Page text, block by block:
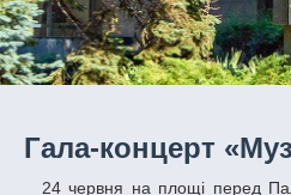
Гала-концерт
24 червня на площі перед Палацом студентів Дніпровського національного університету імені Олеся Гончара відбувся гала-концерт V,